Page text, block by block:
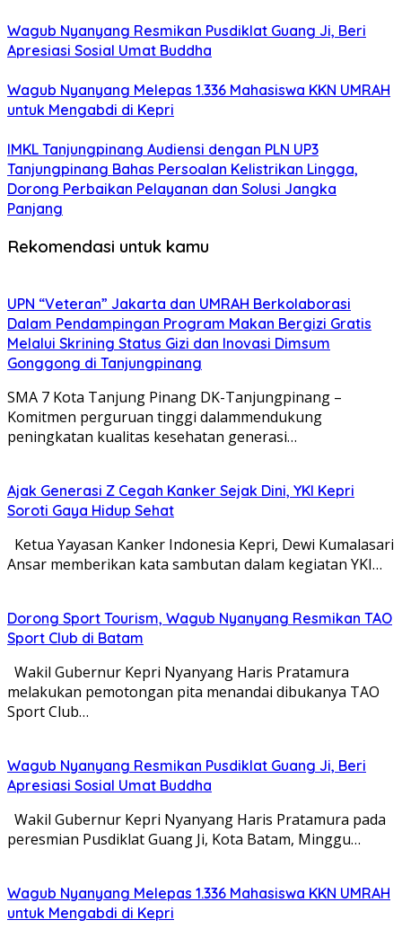
Wagub Nyanyang Resmikan Pusdiklat Guang Ji, Beri
Apresiasi Sosial Umat Buddha
Wagub Nyanyang Melepas 1.336 Mahasiswa KKN UMRAH
untuk Mengabdi di Kepri
IMKL Tanjungpinang Audiensi dengan PLN UP3
Tanjungpinang Bahas Persoalan Kelistrikan Lingga,
Dorong Perbaikan Pelayanan dan Solusi Jangka
Panjang
Rekomendasi untuk kamu
UPN “Veteran” Jakarta dan UMRAH Berkolaborasi
Dalam Pendampingan Program Makan Bergizi Gratis
Melalui Skrining Status Gizi dan Inovasi Dimsum
Gonggong di Tanjungpinang
SMA 7 Kota Tanjung Pinang DK-Tanjungpinang –
Komitmen perguruan tinggi dalammendukung
peningkatan kualitas kesehatan generasi…
Ajak Generasi Z Cegah Kanker Sejak Dini, YKI Kepri
Soroti Gaya Hidup Sehat
Ketua Yayasan Kanker Indonesia Kepri, Dewi Kumalasari
Ansar memberikan kata sambutan dalam kegiatan YKI…
Dorong Sport Tourism, Wagub Nyanyang Resmikan TAO
Sport Club di Batam
Wakil Gubernur Kepri Nyanyang Haris Pratamura
melakukan pemotongan pita menandai dibukanya TAO
Sport Club…
Wagub Nyanyang Resmikan Pusdiklat Guang Ji, Beri
Apresiasi Sosial Umat Buddha
Wakil Gubernur Kepri Nyanyang Haris Pratamura pada
peresmian Pusdiklat Guang Ji, Kota Batam, Minggu…
Wagub Nyanyang Melepas 1.336 Mahasiswa KKN UMRAH
untuk Mengabdi di Kepri